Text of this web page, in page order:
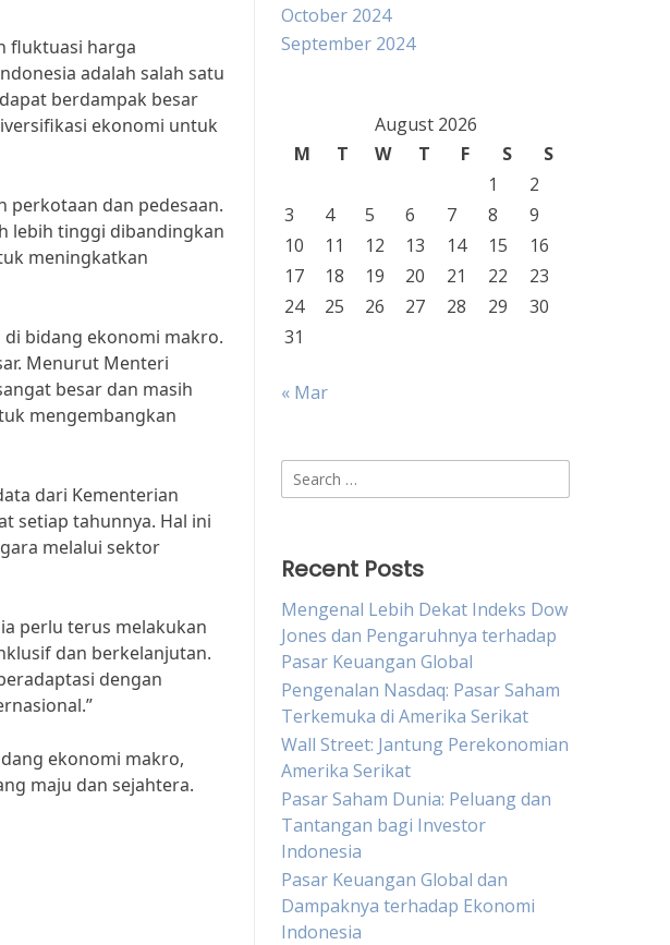
fluktuasi harga
adalah salah satu
berdampak besar
ekonomi untuk
perkotaan dan pedesaan.
lebih tinggi dibandingkan
meningkatkan
bidang ekonomi makro.
Menurut Menteri
besar dan masih
mengembangkan
dari Kementerian
setiap tahunnya. Hal ini
melalui sektor
perlu terus melakukan
dan berkelanjutan.
dengan
ekonomi makro,
maju dan sejahtera.
October 2024
September 2024
August 2026
M
T W T F S
S
1
2
3
4 5 6 7 8
9
10
11 12 13 14 15
16
17
18 19 20 21 22
23
24
25 26 27 28 29
30
31
« Mar
Search
for:
Recent Posts
Mengenal Lebih Dekat Indeks Dow
Jones dan Pengaruhnya terhadap
Pasar Keuangan Global
Pengenalan Nasdaq: Pasar Saham
Terkemuka di Amerika Serikat
Wall Street: Jantung Perekonomian
Amerika Serikat
Pasar Saham Dunia: Peluang dan
Tantangan bagi Investor
Indonesia
Pasar Keuangan Global dan
Dampaknya terhadap Ekonomi
Indonesia